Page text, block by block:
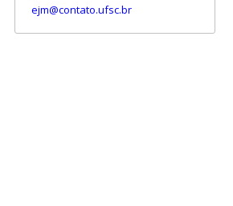
ejm@contato.ufsc.br